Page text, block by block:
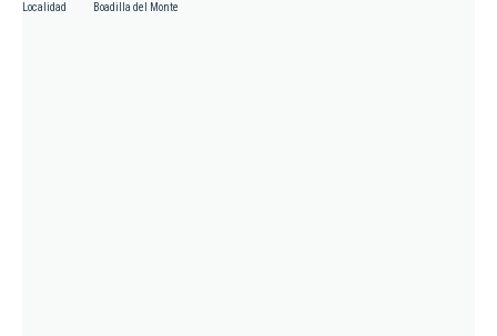
Localidad Boadilla del Monte